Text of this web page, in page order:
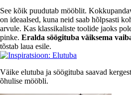
See kõik puudutab mööblit.
on ideaalsed, kuna neid saab hõlpsasti
arvule. Kas klassikaliste toolide jaoks
pinke. Eralda söögituba väiksema
tõstab laua esile.
Väike elutuba ja söögituba saavad
õhulise mööbli.